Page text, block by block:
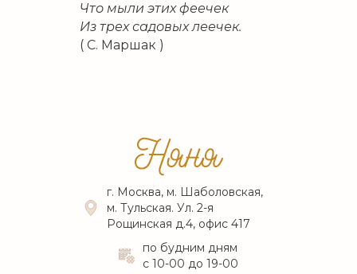
Что мыли этих феечек
Из трех садовых леечек.
( С. Маршак )
г. Москва, м. Шаболовская,
м. Тульская. Ул. 2-я
Рощинская д.4, офис 417
по будним дням
с 10-00 до 19-00